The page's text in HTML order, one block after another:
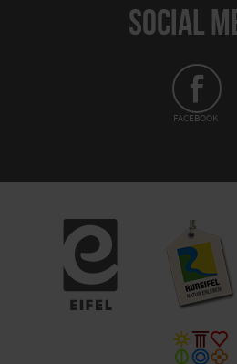
SOCIAL
FACEBOOK